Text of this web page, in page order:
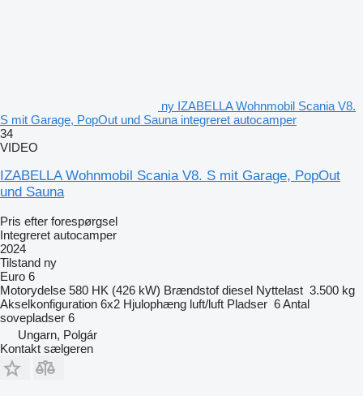
ny IZABELLA Wohnmobil Scania V8.
S mit Garage, PopOut und Sauna integreret autocamper
34
VIDEO
IZABELLA Wohnmobil Scania V8. S mit Garage, PopOut
und Sauna
Pris efter forespørgsel
Integreret autocamper
2024
Tilstand ny
Euro 6
Motorydelse 580 HK (426 kW) Brændstof diesel Nyttelast 3.500 kg
Akselkonfiguration 6x2 Hjulophæng luft/luft Pladser 6Antal
sovepladser 6
Ungarn, Polgár
Kontakt sælgeren